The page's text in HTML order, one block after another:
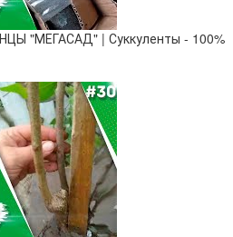
"МЕГАСАД" | Суккуленты - 100%